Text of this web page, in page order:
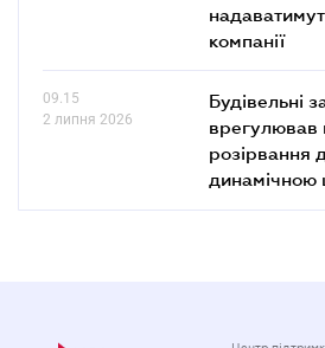
компанії
09.15
2 липня 2026
Будівельні
врегулював
розірвання
динамічною